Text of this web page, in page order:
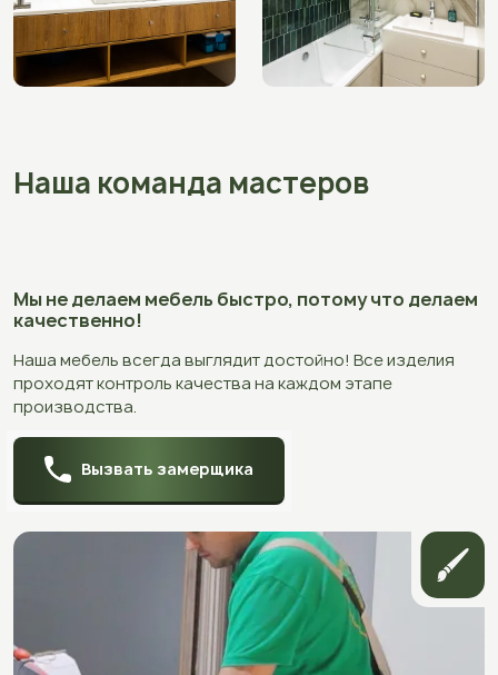
Наша команда мастеров
Мы не делаем мебель быстро, потому что делаем
качественно!
Наша мебель всегда выглядит достойно! Все изделия
проходят контроль качества на каждом этапе
производства.
Вызвать замерщика